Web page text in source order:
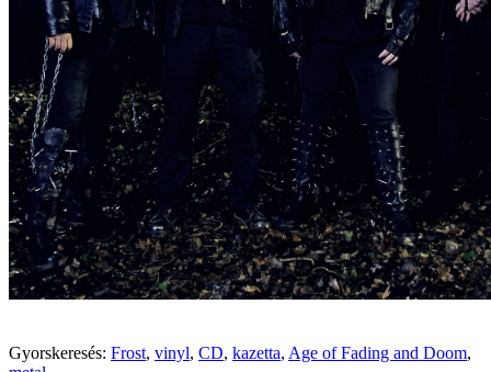
Gyorskeresés: Frost, vinyl, CD, kazetta, Age of Fading and Doom,